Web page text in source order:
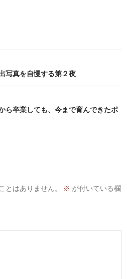
写真を自慢する第２夜
ら卒業しても、今まで育んできたポ
とはありません。 ※ が付いている欄